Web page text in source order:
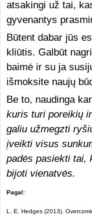
atsakingi už tai,
gyvenantys
Būtent dabar jūs
kliūtis. Galbūt
baimė ir su ja
išmoksite naujų
Be to, naudinga
kuris turi poreikių
galiu užmegzti
įveikti visus
padės pasiekti tai,
bijoti vienatvės.
Pagal:
L. E. Hedges (2013).